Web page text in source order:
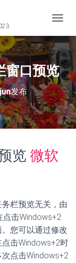
窗口预览
发布
览 微软
栏预览无关，由
击Windows+2
您可以通过修改
击Windows+2时
点击Windows+2